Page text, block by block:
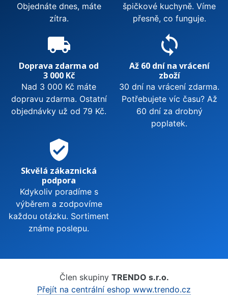
Objednáte dnes, máte
zítra.
špičkové kuchyně. Víme
přesně, co funguje.
local_shipping
Doprava zdarma od
3 000 Kč
Nad 3 000 Kč máte
dopravu zdarma. Ostatní
objednávky už od 79 Kč.
sync
Až 60 dní na vrácení
zboží
30 dní na vrácení zdarma.
Potřebujete víc času? Až
60 dní za drobný
poplatek.
verified_user
Skvělá zákaznická
podpora
Kdykoliv poradíme s
výběrem a zodpovíme
každou otázku. Sortiment
známe poslepu.
Člen skupiny TRENDO s.r.o.
Přejít na centrální eshop www.trendo.cz